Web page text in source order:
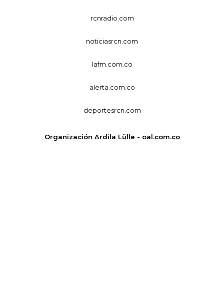
rcnradio.com
noticiasrcn.com
lafm.com.co
alerta.com.co
deportesrcn.com
Organización Ardila Lülle - oal.com.co